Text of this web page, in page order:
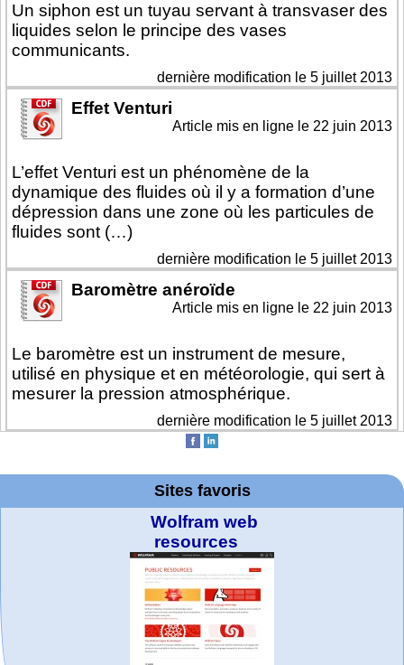
Un siphon est un tuyau servant à transvaser des
liquides selon le principe des vases
communicants.
dernière modification le 5 juillet 2013
Effet Venturi
L’effet Venturi est un phénomène de la
dynamique des fluides où il y a formation d’une
dépression dans une zone où les particules de
fluides sont (…)
Article mis en ligne le 22 juin 2013
dernière modification le 5 juillet 2013
Baromètre anéroïde
Le baromètre est un instrument de mesure,
utilisé en physique et en météorologie, qui sert à
mesurer la pression atmosphérique.
Article mis en ligne le 22 juin 2013
dernière modification le 5 juillet 2013
Sites favoris
Wolfram web
resources